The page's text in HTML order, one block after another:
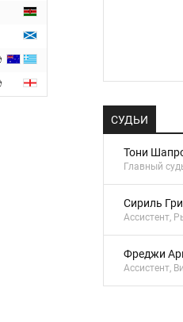
СУДЬИ
Тони
Главный
Сириль
Ассистент,
Фреджи
Ассистент,